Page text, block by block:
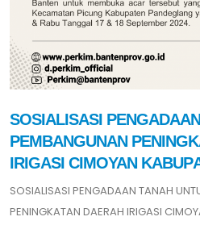
SOSIALISASI
PEMBANGUNAN
IRIGASI CIMOYAN
SOSIALISASI PENGADAAN TANAH
PENINGKATAN DAERAH IRIGASI